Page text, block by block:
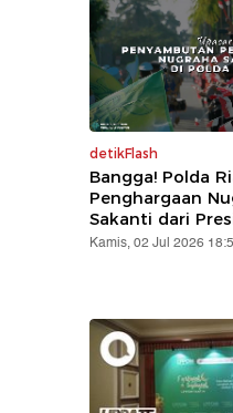
detikFlash
Bangga! Polda
Penghargaan
Sakanti dari
Kamis, 02 Jul 2026